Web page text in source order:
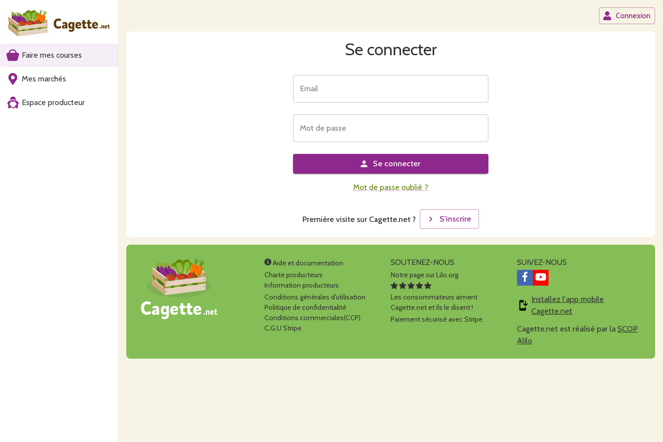
Faire mes courses
Mes marchés
Espace producteur
Connexion
Se connecter
Email
Mot de passe
Se connecter
Mot de passe oublié ?
Première visite sur Cagette.net ? S'inscrire
Aide et documentation
Charte producteurs
Information producteurs
Conditions générales d'utilisation
Politique de confidentialité
Conditions commerciales(CCP)
C.G.U Stripe
SOUTENEZ-NOUS
Notre page sur Lilo.org
Les consommateurs aiment
Cagette.net et ils le disent !
Paiement sécurisé avec Stripe
SUIVEZ-NOUS
Installez l'app mobile
Cagette.net
Cagette.net est réalisé par la SCOP
Alilo